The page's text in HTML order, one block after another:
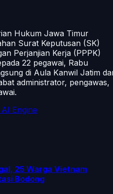
Hukum Jawa Timur
Surat Keputusan (SK)
Perjanjian Kerja (PPPK)
22 pegawai, Rabu
di Aula Kanwil Jatim
administrator, pengawas,
Engine
25 Warga Vietnam
Bodong